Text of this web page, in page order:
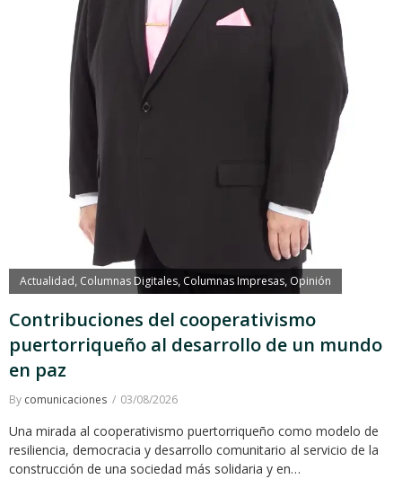
Actualidad Columnas Digitales, Columnas Impresas, Opinión
Contribuciones del cooperativismo
puertorriqueño al desarrollo de un mundo
en paz
By comunicaciones 03/08/2026
Una mirada al cooperativismo puertorriqueño como modelo de
resiliencia, democracia y desarrollo comunitario al servicio de la
construcción de una sociedad más solidaria y en…